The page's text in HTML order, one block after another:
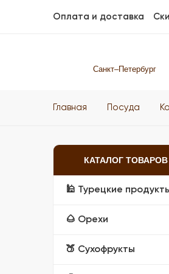
Оплата и доставка
Санкт–Петербург
Главная Посуда
КАТАЛОГ ТОВАРОВ
🕌 Турецкие
🌰 Орехи
🍑 Сухофрукты